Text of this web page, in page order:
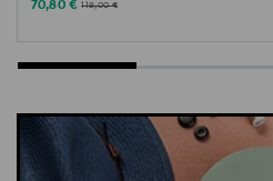
Discounted Price
70,80 € Original Price
119,00 €